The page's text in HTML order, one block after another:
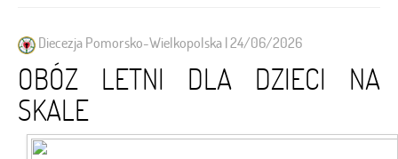
Diecezja Pomorsko-Wielkopolska | 24/06/2026
OBÓZ LETNI DLA DZIECI NA
SKALE